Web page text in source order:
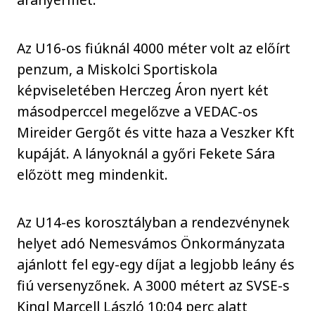
Az U16-os fiúknál 4000 méter volt az előírt
penzum, a Miskolci Sportiskola
képviseletében Herczeg Áron nyert két
másodperccel megelőzve a VEDAC-os
Mireider Gergőt és vitte haza a Veszker Kft
kupáját. A lányoknál a győri Fekete Sára
előzött meg mindenkit.
Az U14-es korosztályban a rendezvénynek
helyet adó Nemesvámos Önkormányzata
ajánlott fel egy-egy díjat a legjobb leány és
fiú versenyzőnek. A 3000 métert az SVSE-s
Kingl Marcell László 10:04 perc alatt